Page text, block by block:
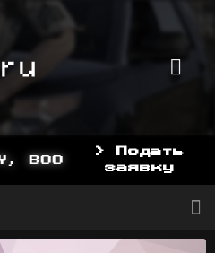
YDDY
> Подать
заявку